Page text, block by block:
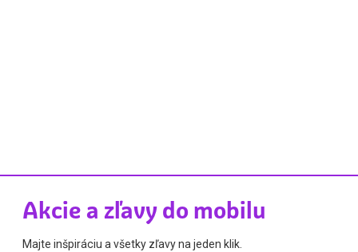
Akcie a zľavy do mobilu
Majte inšpiráciu a všetky zľavy na jeden klik.